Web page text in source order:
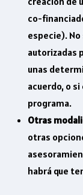
co-
especie). No
autorizadas
unas
acuerdo, o
programa.
Otras
otras
habrá que